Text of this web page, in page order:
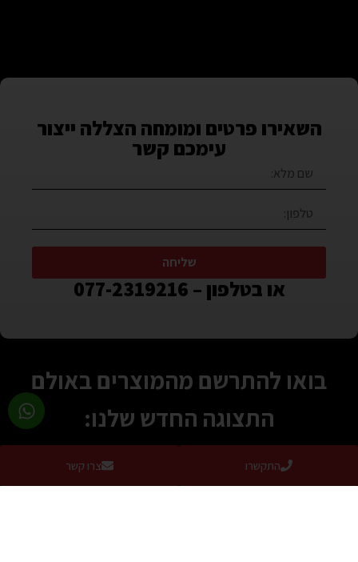
בואו להתרשם מהמוצרים באולם
התצוגה החדש שלנו:
יום ו’ 8:30-13:00
השאירו פרטים ומומחה הצללה ייצור
עימכם קשר
שליחה
או בטלפון – 077-2319216
התקשרו צרו קשר